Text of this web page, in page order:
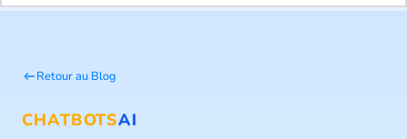
Retour au Blog
CHATBOTSAI